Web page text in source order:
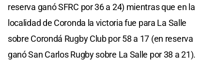
reserva ganó SFRC por 36 a 24) mientras que en la
localidad de Coronda la victoria fue para La Salle
sobre Corondá Rugby Club por 58 a 17 (en reserva
ganó San Carlos Rugby sobre La Salle por 38 a 21).